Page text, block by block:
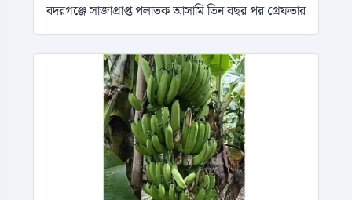
বদরগঞ্জে সাজাপ্রাপ্ত পলাতক আসামি তিন বছর পর গ্রেফতার